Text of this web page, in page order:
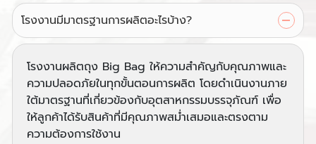
โรงงานมีมาตรฐานการผลิตอะไรบ้าง?
โรงงานผลิตถุง Big Bag ให้ความสำคัญกับคุณภาพและ
ความปลอดภัยในทุกขั้นตอนการผลิต โดยดำเนินงานภาย
ใต้มาตรฐานที่เกี่ยวข้องกับอุตสาหกรรมบรรจุภัณฑ์ เพื่อ
ให้ลูกค้าได้รับสินค้าที่มีคุณภาพสม่ำเสมอและตรงตาม
ความต้องการใช้งาน